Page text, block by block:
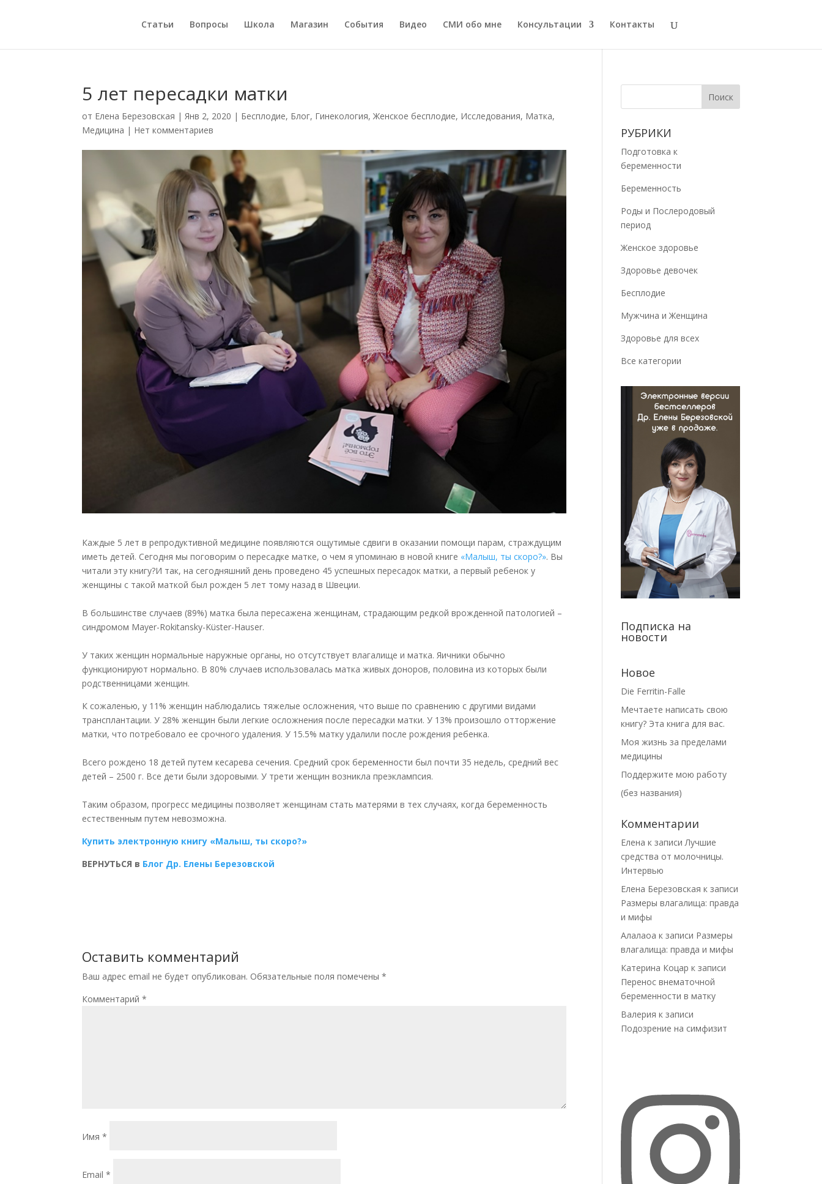
Статьи Вопросы Школа Магазин События Видео СМИ обо мне Консультации Контакты
5 лет пересадки матки
от Елена Березовская |Янв 2, 2020 | Бесплодие, Блог, Гинекология,Женское бесплодие, Исследования, Матка,
Медицина | Нет комментариев
Каждые 5 лет в репродуктивной медицине появляются ощутимые сдвиги в оказании помощи парам, страждущим
иметь детей. Сегодня мы поговорим о пересадке матке, о чем я упоминаю в новой книге «Малыш, ты скоро?». Вы
читали эту книгу?И так, на сегодняшний день проведено 45 успешных пересадок матки, а первый ребенок у
женщины с такой маткой был рожден 5 лет тому назад в Швеции.
В большинстве случаев (89%) матка была пересажена женщинам, страдающим редкой врожденной патологией –
синдромом Mayer-Rokitansky-Küster-Hauser.
У таких женщин нормальные наружные органы, но отсутствует влагалище и матка. Яичники обычно
функционируют нормально. В 80% случаев использовалась матка живых доноров, половина из которых были
родственницами женщин.
К сожаленью, у 11% женщин наблюдались тяжелые осложнения, что выше по сравнению с другими видами
трансплантации. У 28% женщин были легкие осложнения после пересадки матки. У 13% произошло отторжение
матки, что потребовало ее срочного удаления. У 15.5% матку удалили после рождения ребенка.
Всего рождено 18 детей путем кесарева сечения. Средний срок беременности был почти 35 недель, средний вес
детей – 2500 г. Все дети были здоровыми. У трети женщин возникла преэклампсия.
Таким образом, прогресс медицины позволяет женщинам стать матерями в тех случаях, когда беременность
естественным путем невозможна.
Купить электронную книгу «Малыш, ты скоро?»
ВЕРНУТЬСЯ в Блог Др. Елены Березовской
Оставить комментарий
Ваш адрес email не будет опубликован. Обязательные поля помечены*
Комментарий*
Имя*
Email*
РУБРИКИ
Подготовка к
беременности
Беременность
Роды и Послеродовый
период
Женское здоровье
Здоровье девочек
Бесплодие
Мужчина и Женщина
Здоровье для всех
Все категории
Подписка на
новости
Новое
Die Ferritin-Falle
Мечтаете написать свою
книгу? Эта книга для вас.
Моя жизнь за пределами
медицины
Поддержите мою работу
(без названия)
Комментарии
Елена к записиЛучшие
средства от молочницы.
Интервью
Елена Березовская к записи
Размеры влагалища: правда
и мифы
Алалаоа к записи Размеры
влагалища: правда и мифы
Катерина Коцар к записи
Перенос внематочной
беременности в матку
Валерия к записи
Подозрение на симфизит